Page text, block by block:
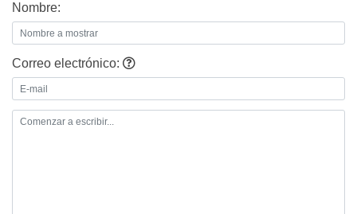
Nombre:
Correo electrónico: